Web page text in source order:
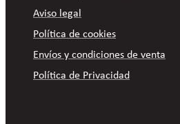
Aviso legal
Política de cookies
Envíos y condiciones de venta
Política de Privacidad